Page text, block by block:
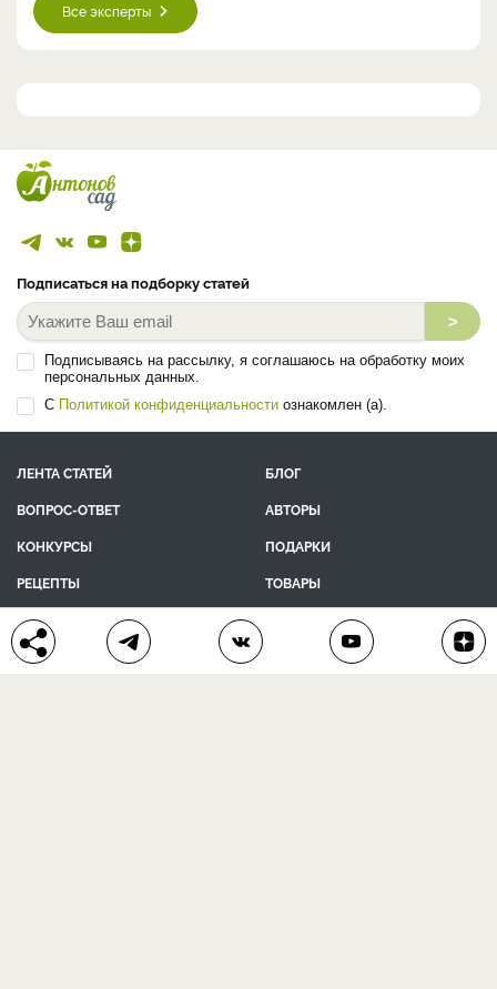
Все эксперты
Подписаться на подборку статей
>
Подписываясь на рассылку, я соглашаюсь на обработку моих
персональных данных.
С Политикой конфиденциальности ознакомлен (а).
ЛЕНТА СТАТЕЙ
БЛОГ
ВОПРОС-ОТВЕТ
АВТОРЫ
КОНКУРСЫ
ПОДАРКИ
РЕЦЕПТЫ
ТОВАРЫ
ПОМОЩЬ
КОНТАКТЫ